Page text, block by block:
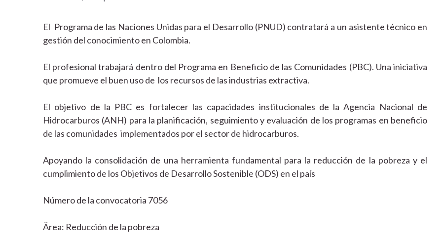
El Programa de las Naciones Unidas para el Desarrollo (PNUD) contratará a un asistente técnico en
gestión del conocimiento en Colombia.
El profesional trabajará dentro del Programa en Beneficio de las Comunidades (PBC). Una iniciativa
que promueve el buen uso de los recursos de las industrias extractiva.
El objetivo de la PBC es fortalecer las capacidades institucionales de la Agencia Nacional de
Hidrocarburos (ANH) para la planificación, seguimiento y evaluación de los programas en beneficio
de las comunidades implementados por el sector de hidrocarburos.
Apoyando la consolidación de una herramienta fundamental para la reducción de la pobreza y el
cumplimiento de los Objetivos de Desarrollo Sostenible (ODS) en el país
Número de la convocatoria 7056
Ärea: Reducción de la pobreza